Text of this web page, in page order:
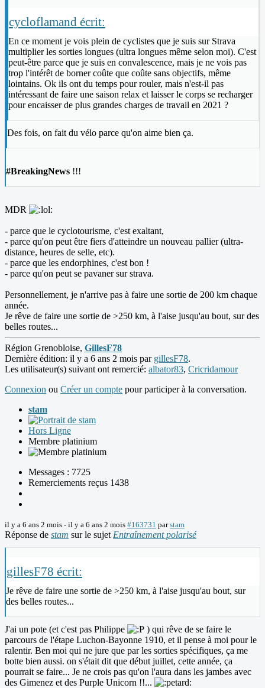
cycloflamand écrit:
En ce moment je vois plein de cyclistes que je suis sur Strava
multiplier les sorties longues (ultra longues même selon moi). C'est
peut-être parce que je suis en convalescence, mais je ne vois pas
trop l'intérêt de borner coûte que coûte sans objectifs, même
lointains. Ok ils ont du temps pour rouler, mais n'est-il pas
intéressant de faire une saison relax et laisser le corps se recharger
pour encaisser de plus grandes charges de travail en 2021 ?
Des fois, on fait du vélo parce qu'on aime bien ça.
#BreakingNews !!!
MDR
- parce que le cyclotourisme, c'est exaltant,
- parce qu'on peut être fiers d'atteindre un nouveau pallier (ultra-
distance, heures de selle, etc).
- parce que les endorphines, c'est bon !
- parce qu'on peut se pavaner sur strava.
Personnellement, je n'arrive pas à faire une sortie de 200 km chaque
année.
Je rêve de faire une sortie de >250 km, à l'aise jusqu'au bout, sur des
belles routes...
Région Grenobloise, GillesF78
Dernière édition: il y a 6 ans 2 mois par gillesF78.
Les utilisateur(s) suivant ont remercié: albator83, Cricridamour
Connexion ou Créer un compte pour participer à la conversation.
stam
Hors Ligne
Membre platinium
Messages : 7725
Remerciements reçus 1438
il y a 6 ans 2 mois - il y a 6 ans 2 mois #163731 parstam
Réponse de stam sur le sujet Entraînement polarisé
gillesF78 écrit:
Je rêve de faire une sortie de >250 km, à l'aise jusqu'au bout, sur
des belles routes...
J'ai un pote (et c'est pas Philippe
) qui rêve de se faire le
parcours de l'étape Luchon-Bayonne 1910, et il pense à moi pour le
ralentir. Ben moi qui ne jure que par les sorties spécifiques, ça me
botte bien aussi. on s'était dit que début juillet, cette année, ça
pourrait se faire... Je ne crois pas qu'on l'aura dans les jambes avec
des Gimenez et des Purple Unicorn !!...